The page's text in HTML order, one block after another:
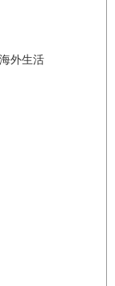
海外生活